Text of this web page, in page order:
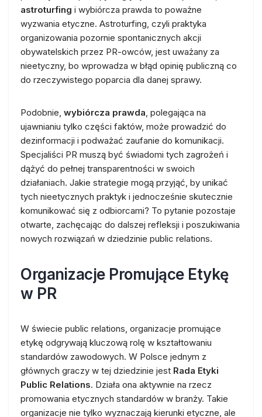
astroturfing i wybiórcza prawda to poważne
wyzwania etyczne. Astroturfing, czyli praktyka
organizowania pozornie spontanicznych akcji
obywatelskich przez PR-owców, jest uważany za
nieetyczny, bo wprowadza w błąd opinię publiczną co
do rzeczywistego poparcia dla danej sprawy.
Podobnie, wybiórcza prawda, polegająca na
ujawnianiu tylko części faktów, może prowadzić do
dezinformacji i podważać zaufanie do komunikacji.
Specjaliści PR muszą być świadomi tych zagrożeń i
dążyć do pełnej transparentności w swoich
działaniach. Jakie strategie mogą przyjąć, by unikać
tych nieetycznych praktyk i jednocześnie skutecznie
komunikować się z odbiorcami? To pytanie pozostaje
otwarte, zachęcając do dalszej refleksji i poszukiwania
nowych rozwiązań w dziedzinie public relations.
Organizacje Promujące Etykę
w PR
W świecie public relations, organizacje promujące
etykę odgrywają kluczową rolę w kształtowaniu
standardów zawodowych. W Polsce jednym z
głównych graczy w tej dziedzinie jest Rada Etyki
Public Relations. Działa ona aktywnie na rzecz
promowania etycznych standardów w branży. Takie
organizacje nie tylko wyznaczają kierunki etyczne, ale